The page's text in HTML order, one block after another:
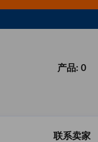
产品: 0
联系卖家